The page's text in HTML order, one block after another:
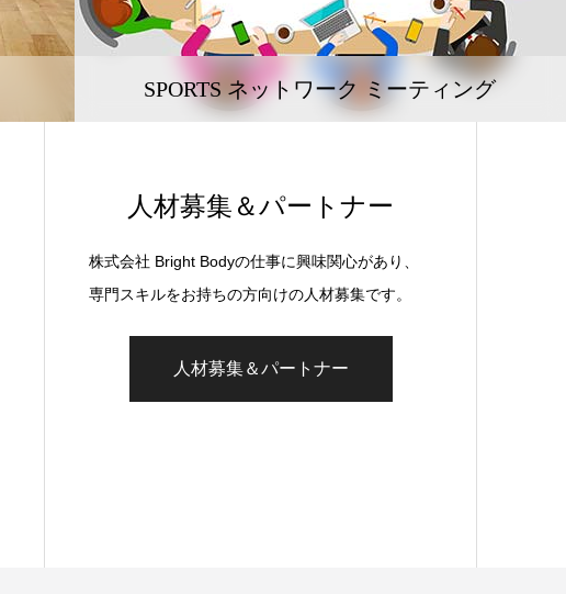
SPORTS ネットワーク ミーティング
人材募集＆パートナー
株式会社 Bright Bodyの仕事に興味関心があり、
専門スキルをお持ちの方向けの人材募集です。
人材募集＆パートナー